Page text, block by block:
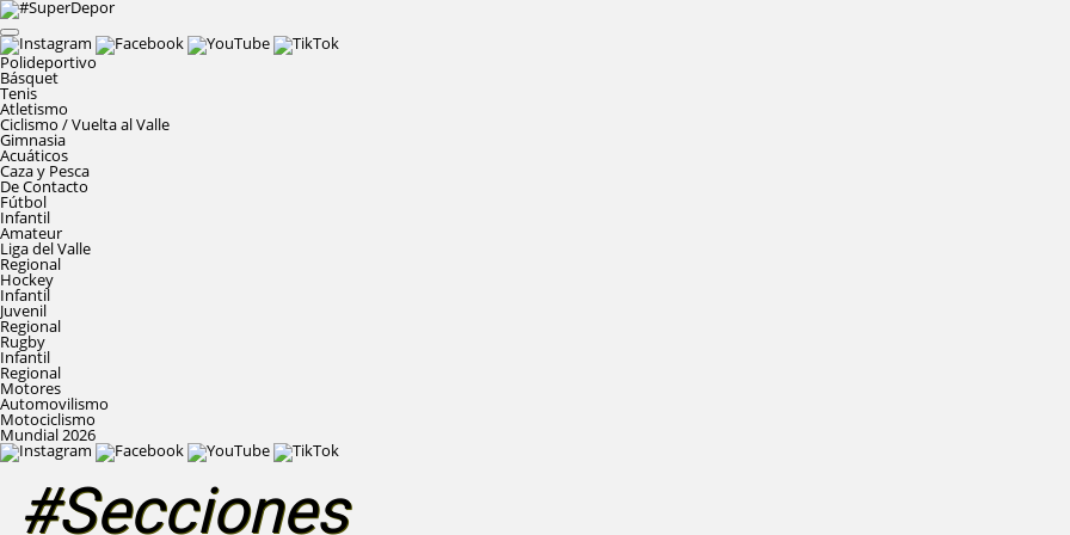
Polideportivo
Básquet
Tenis
Atletismo
Ciclismo / Vuelta al Valle
Gimnasia
Acuáticos
Caza y Pesca
De Contacto
Fútbol
Infantil
Amateur
Liga del Valle
Regional
Hockey
Infantil
Juvenil
Regional
Rugby
Infantil
Regional
Motores
Automovilismo
Motociclismo
Mundial 2026
#Secciones